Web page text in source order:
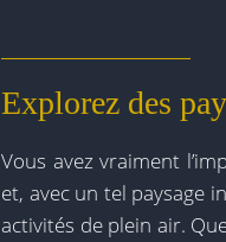
Explorez des
Vous avez vraiment
et, avec un tel paysage
activités de plein air.